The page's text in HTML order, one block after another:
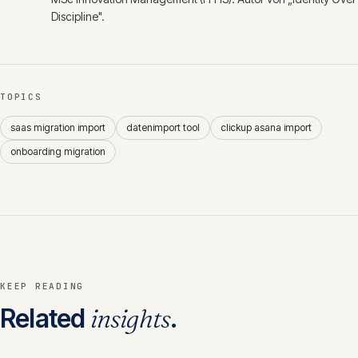
Discipline".
TOPICS
saas migration import datenimport tool
clickup asana import
onboarding migration
KEEP READING
Related insights.